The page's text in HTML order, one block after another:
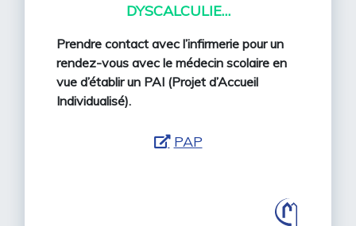
DYSCALCULIE…
Prendre contact avec l’infirmerie pour un
rendez-vous avec le médecin scolaire en
vue d’établir un PAI (Projet d’Accueil
Individualisé).
PAP